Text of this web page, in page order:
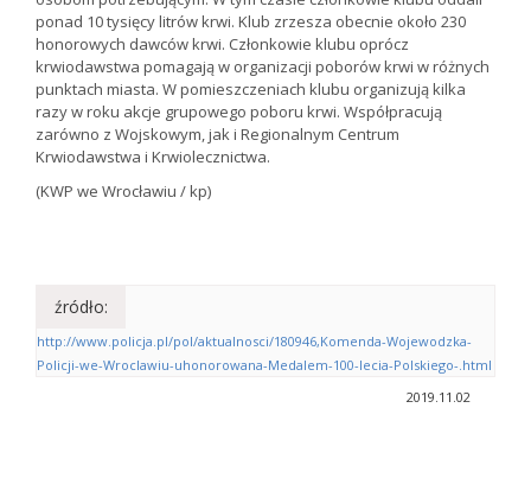
ponad 10 tysięcy litrów krwi. Klub zrzesza obecnie około 230
honorowych dawców krwi. Członkowie klubu oprócz
krwiodawstwa pomagają w organizacji poborów krwi w różnych
punktach miasta. W pomieszczeniach klubu organizują kilka
razy w roku akcje grupowego poboru krwi. Współpracują
zarówno z Wojskowym, jak i Regionalnym Centrum
Krwiodawstwa i Krwiolecznictwa.
(KWP we Wrocławiu / kp)
źródło:
http://www.policja.pl/pol/aktualnosci/180946,Komenda-Wojewodzka-
Policji-we-Wroclawiu-uhonorowana-Medalem-100-lecia-Polskiego-.html
2019.11.02